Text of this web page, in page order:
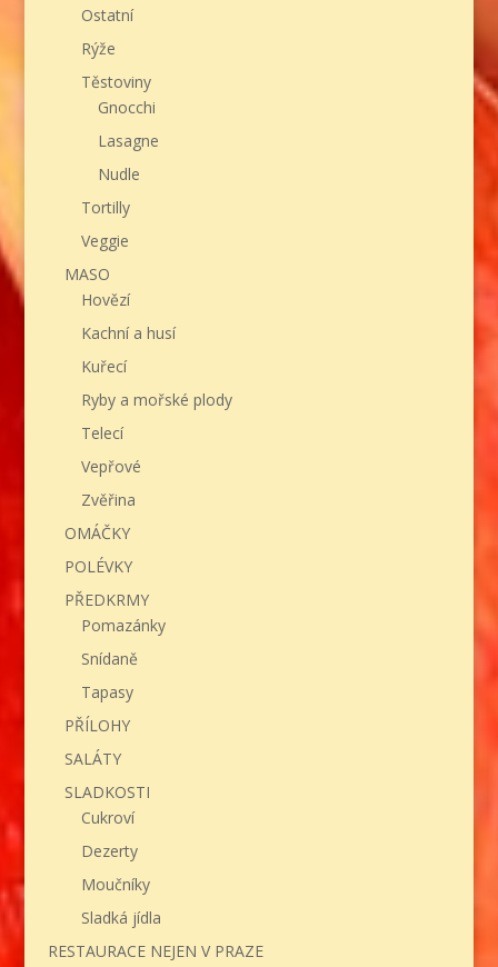
Ostatní
Rýže
Těstoviny
Gnocchi
Lasagne
Nudle
Tortilly
Veggie
MASO
Hovězí
Kachní a husí
Kuřecí
Ryby a mořské plody
Telecí
Vepřové
Zvěřina
OMÁČKY
POLÉVKY
PŘEDKRMY
Pomazánky
Snídaně
Tapasy
PŘÍLOHY
SALÁTY
SLADKOSTI
Cukroví
Dezerty
Moučníky
Sladká jídla
RESTAURACE NEJEN V PRAZE